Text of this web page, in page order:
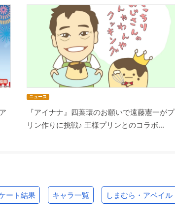
ニュース
『アイナナ』四葉環のお願いで遠藤憲一がプ
リン作りに挑戦♪ 王様プリンとのコラボ...
ート結果 キャラ一覧 しまむら・アベイル